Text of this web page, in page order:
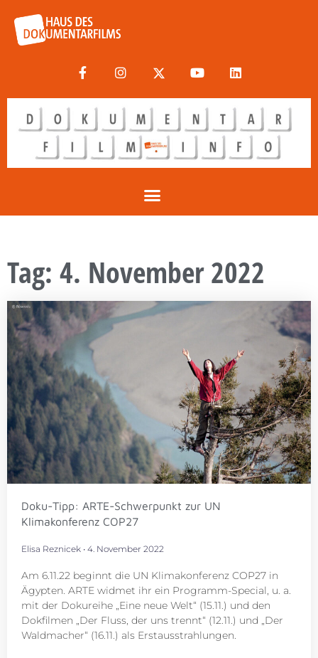
Tag: 4. November 2022
Doku-Tipp: ARTE-Schwerpunkt zur UN
Klimakonferenz COP27
Elisa Reznicek 4. November 2022
Am 6.11.22 beginnt die UN Klimakonferenz COP27 in
Ägypten. ARTE widmet ihr ein Programm-Special, u. a.
mit der Dokureihe „Eine neue Welt“ (15.11.) und den
Dokfilmen „Der Fluss, der uns trennt“ (12.11.) und „Der
Waldmacher“ (16.11.) als Erstausstrahlungen.